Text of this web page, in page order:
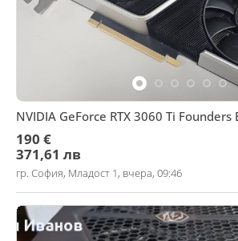
NVIDIA GeForce RTX 3060 Ti Founders
190 €
371,61 лв
гр. София, Младост 1, вчера, 09:46